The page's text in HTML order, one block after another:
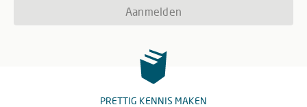
Aanmelden
PRETTIG KENNIS MAKEN